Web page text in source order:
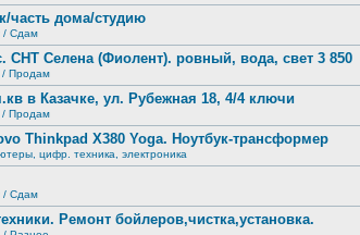
часть дома/студию
/ Сдам
СНТ Селена (Фиолент). ровный, вода, свет 3 850
/ Продам
в Казачке, ул. Рубежная 18, 4/4 ключи
/ Продам
Thinkpad X380 Yoga. Ноутбук-трансформер
цифр. техника, электроника
/ Сдам
Ремонт бойлеров,чистка,установка.